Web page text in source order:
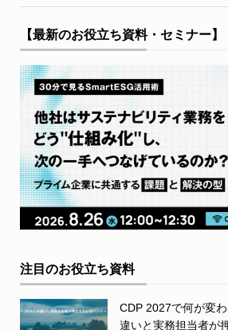
【最新のお役立ち資料・セミナー】
注目のお役立ち資料
CDP 2027で何が変
違いと実務担当者が